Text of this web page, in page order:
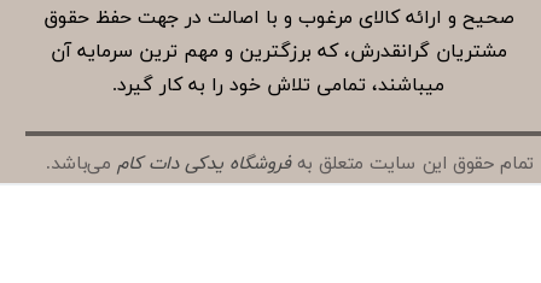
صحیح و ارائه کالای مرغوب و با اصالت در جهت حفظ حقوق
مشتریان گرانقدرش، که برزگترین و مهم ترین سرمایه آن
میباشند، تمامی تلاش خود را به کار گیرد.
تمام حقوق این سایت متعلق بهفروشگاه یدکی دات کاممی‌باشد.